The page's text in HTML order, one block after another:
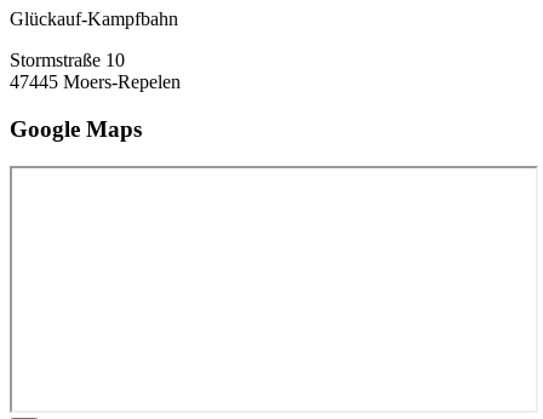
Glückauf-Kampfbahn
Stormstraße 10
47445 Moers-Repelen
Google Maps